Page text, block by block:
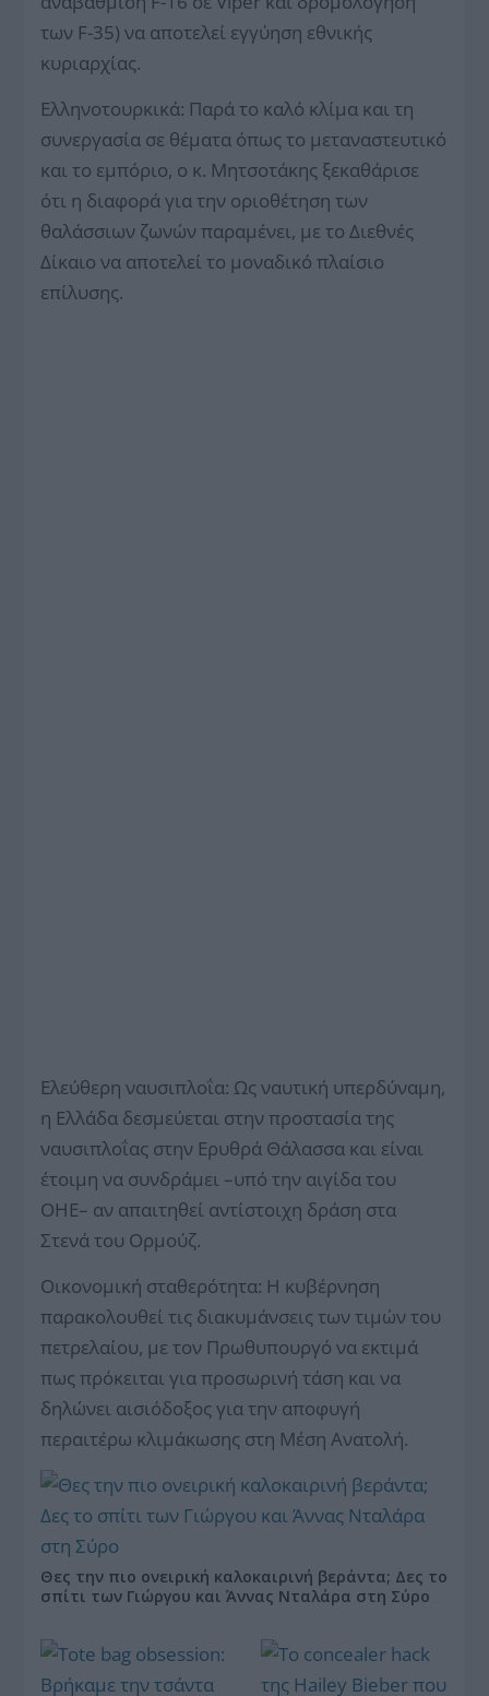
των F-35) να αποτελεί εγγύηση εθνικής
κυριαρχίας.
Ελληνοτουρκικά: Παρά το καλό κλίμα και τη
συνεργασία σε θέματα όπως το μεταναστευτικό
και το εμπόριο, ο κ. Μητσοτάκης ξεκαθάρισε
ότι η διαφορά για την οριοθέτηση των
θαλάσσιων ζωνών παραμένει, με το Διεθνές
Δίκαιο να αποτελεί το μοναδικό πλαίσιο
επίλυσης.
Ελεύθερη ναυσιπλοΐα: Ως ναυτική υπερδύναμη,
η Ελλάδα δεσμεύεται στην προστασία της
ναυσιπλοΐας στην Ερυθρά Θάλασσα και είναι
έτοιμη να συνδράμει –υπό την αιγίδα του
ΟΗΕ– αν απαιτηθεί αντίστοιχη δράση στα
Στενά του Ορμούζ.
Οικονομική σταθερότητα: Η κυβέρνηση
παρακολουθεί τις διακυμάνσεις των τιμών του
πετρελαίου, με τον Πρωθυπουργό να εκτιμά
πως πρόκειται για προσωρινή τάση και να
δηλώνει αισιόδοξος για την αποφυγή
περαιτέρω κλιμάκωσης στη Μέση Ανατολή.
Θες την πιο ονειρική καλοκαιρινή βεράντα; Δες το
σπίτι των Γιώργου και Άννας Νταλάρα στη Σύρο